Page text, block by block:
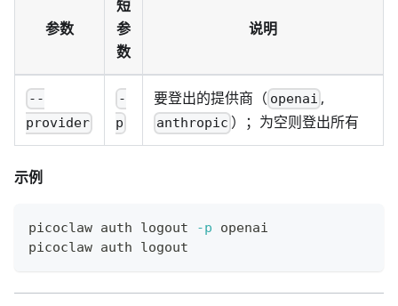
参数
短
参
数
说明
--
provider
-
p
要登出的提供商（ openai ,
anthropic ）；为空则登出所有
示例
picoclaw auth logout -p openai
picoclaw auth logout